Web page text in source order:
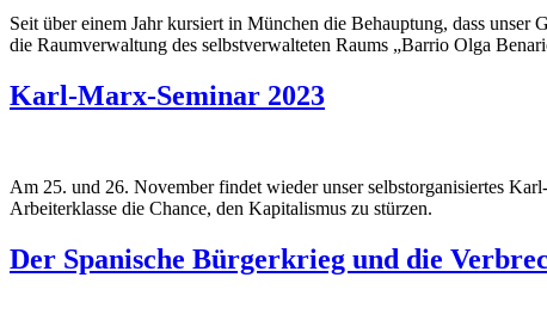
Seit über einem Jahr kursiert in München die Behauptung, dass
die Raumverwaltung des selbstverwalteten Raums „Barrio Olga
Karl-Marx-Seminar 2023
Am 25. und 26. November findet wieder unser selbstorganisiertes
Arbeiterklasse die Chance, den Kapitalismus zu stürzen.
Der Spanische Bürgerkrieg und die